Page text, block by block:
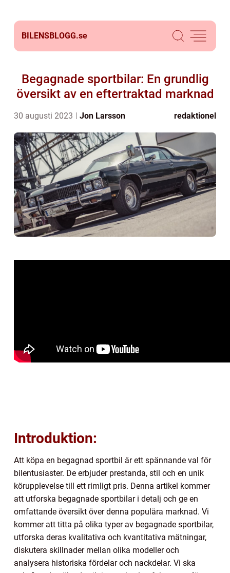
BILENSBLOGG.se
Begagnade sportbilar: En grundlig
översikt av en eftertraktad marknad
30 augusti 2023 Jon Larsson redaktionel
Introduktion:
Att köpa en begagnad sportbil är ett spännande val för
bilentusiaster. De erbjuder prestanda, stil och en unik
körupplevelse till ett rimligt pris. Denna artikel kommer
att utforska begagnade sportbilar i detalj och ge en
omfattande översikt över denna populära marknad. Vi
kommer att titta på olika typer av begagnade sportbilar,
utforska deras kvalitativa och kvantitativa mätningar,
diskutera skillnader mellan olika modeller och
analysera historiska fördelar och nackdelar. Vi ska